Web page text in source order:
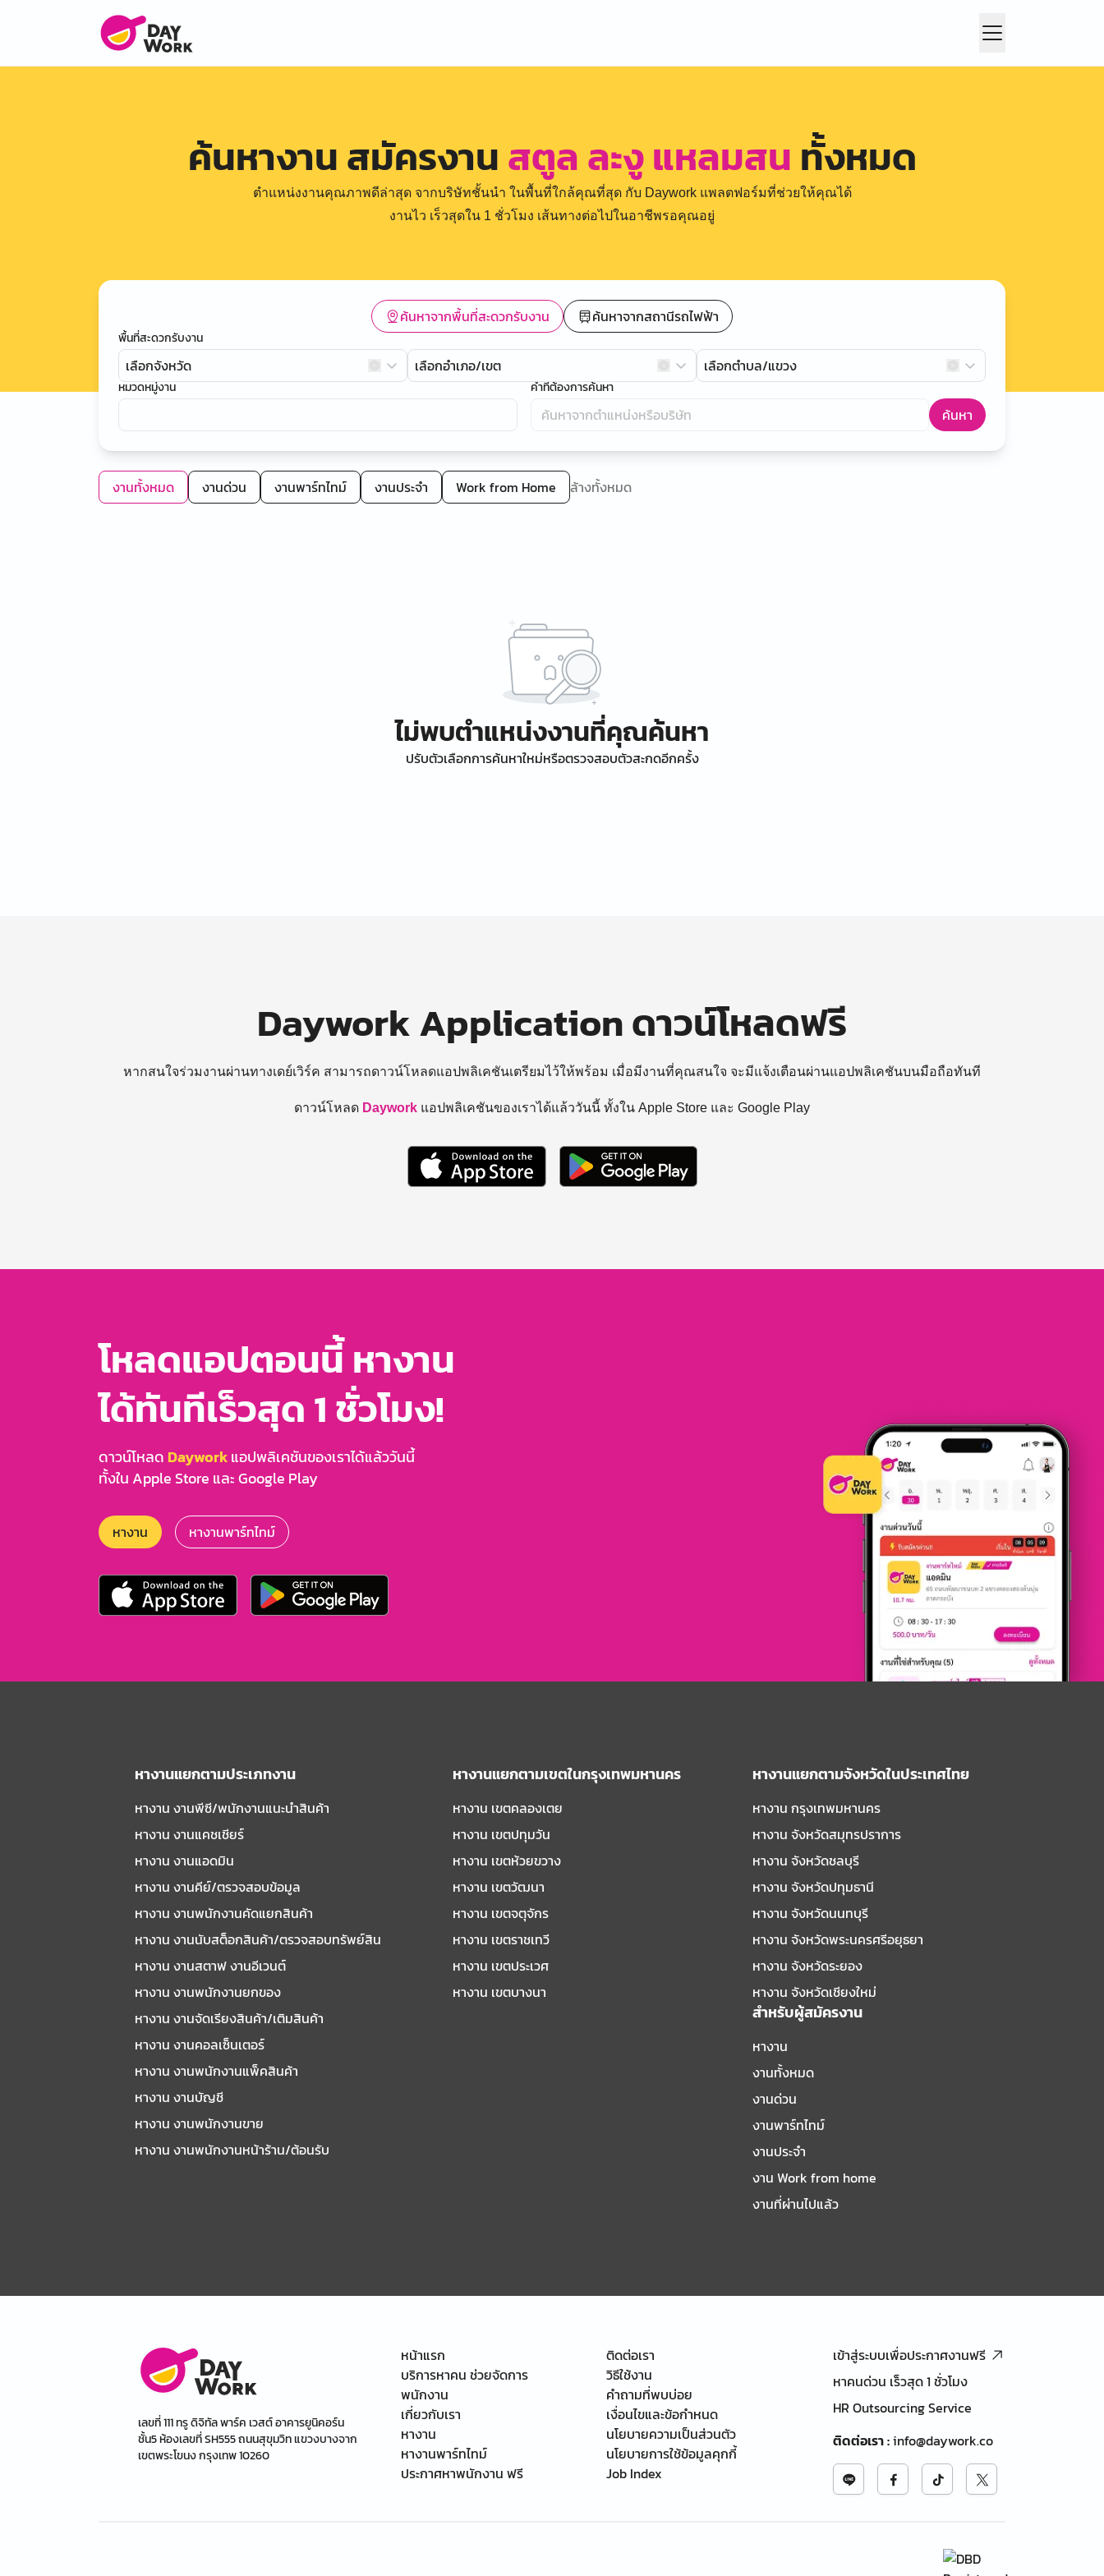
ค้นหางาน สมัครงานสตูล ละงู แหลมสน ทั้งหมด
ตำแหน่งงานคุณภาพดีล่าสุด จากบริษัทชั้นนำ ในพื้นที่ใกล้คุณที่สุด กับ Daywork แพลตฟอร์มที่ช่วยให้คุณได้
งานไว เร็วสุดใน 1 ชั่วโมง เส้นทางต่อไปในอาชีพรอคุณอยู่
ค้นหาจากพื้นที่สะดวกรับงาน ค้นหาจากสถานีรถไฟฟ้า
พื้นที่สะดวกรับงาน
เลือกจังหวัด เลือกอำเภอ/เขต เลือกตำบล/แขวง
หมวดหมู่งาน คำที่ต้องการค้นหา
ค้นหา
งานทั้งหมด งานด่วน งานพาร์ทไทม์ งานประจำ Work from Home ล้างทั้งหมด
ไม่พบตำแหน่งงานที่คุณค้นหา
ปรับตัวเลือกการค้นหาใหม่หรือตรวจสอบตัวสะกดอีกครั้ง
Daywork Application ดาวน์โหลดฟรี
หากสนใจร่วมงานผ่านทางเดย์เวิร์ค สามารถดาวน์โหลดแอปพลิเคชันเตรียมไว้ให้พร้อม เมื่อมีงานที่คุณสนใจ จะมีแจ้งเตือนผ่านแอปพลิเคชันบนมือถือทันที
ดาวน์โหลด Daywork แอปพลิเคชันของเราได้แล้ววันนี้ ทั้งใน Apple Store และ Google Play
โหลดแอปตอนนี้ หางาน
ได้ทันทีเร็วสุด 1 ชั่วโมง!
ดาวน์โหลด Dayworkแอปพลิเคชันของเราได้แล้ววันนี้
ทั้งใน Apple Store และ Google Play
หางาน หางานพาร์ทไทม์
หางานแยกตามประเภทงาน
หางาน งานพีซี/พนักงานแนะนําสินค้า
หางาน งานแคชเชียร์
หางาน งานแอดมิน
หางาน งานคีย์/ตรวจสอบข้อมูล
หางาน งานพนักงานคัดแยกสินค้า
หางาน งานนับสต็อกสินค้า/ตรวจสอบทรัพย์สิน
หางาน งานสตาฟ งานอีเวนต์
หางาน งานพนักงานยกของ
หางาน งานจัดเรียงสินค้า/เติมสินค้า
หางาน งานคอลเซ็นเตอร์
หางาน งานพนักงานแพ็คสินค้า
หางาน งานบัญชี
หางาน งานพนักงานขาย
หางาน งานพนักงานหน้าร้าน/ต้อนรับ
หางานแยกตามเขตในกรุงเทพมหานคร
หางาน เขตคลองเตย
หางาน เขตปทุมวัน
หางาน เขตห้วยขวาง
หางาน เขตวัฒนา
หางาน เขตจตุจักร
หางาน เขตราชเทวี
หางาน เขตประเวศ
หางาน เขตบางนา
หางานแยกตามจังหวัดในประเทศไทย
หางาน กรุงเทพมหานคร
หางาน จังหวัดสมุทรปราการ
หางาน จังหวัดชลบุรี
หางาน จังหวัดปทุมธานี
หางาน จังหวัดนนทบุรี
หางาน จังหวัดพระนครศรีอยุธยา
หางาน จังหวัดระยอง
หางาน จังหวัดเชียงใหม่
สำหรับผู้สมัครงาน
หางาน
งานทั้งหมด
งานด่วน
งานพาร์ทไทม์
งานประจำ
งาน Work from home
งานที่ผ่านไปแล้ว
เลขที่ 111 ทรู ดิจิทัล พาร์ค เวสต์ อาคารยูนิคอร์น
ชั้น5 ห้องเลขที่ SH555 ถนนสุขุมวิท แขวงบางจาก
เขตพระโขนง กรุงเทพ 10260
หน้าแรก
บริการหาคน ช่วยจัดการ
พนักงาน
เกี่ยวกับเรา
หางาน
หางานพาร์ทไทม์
ประกาศหาพนักงาน ฟรี
ติดต่อเรา
วิธีใช้งาน
คำถามที่พบบ่อย
เงื่อนไขและข้อกำหนด
นโยบายความเป็นส่วนตัว
นโยบายการใช้ข้อมูลคุกกี้
Job Index
เข้าสู่ระบบเพื่อประกาศงานฟรี
หาคนด่วน เร็วสุด 1 ชั่วโมง
HR Outsourcing Service
ติดต่อเรา:info@daywork.co